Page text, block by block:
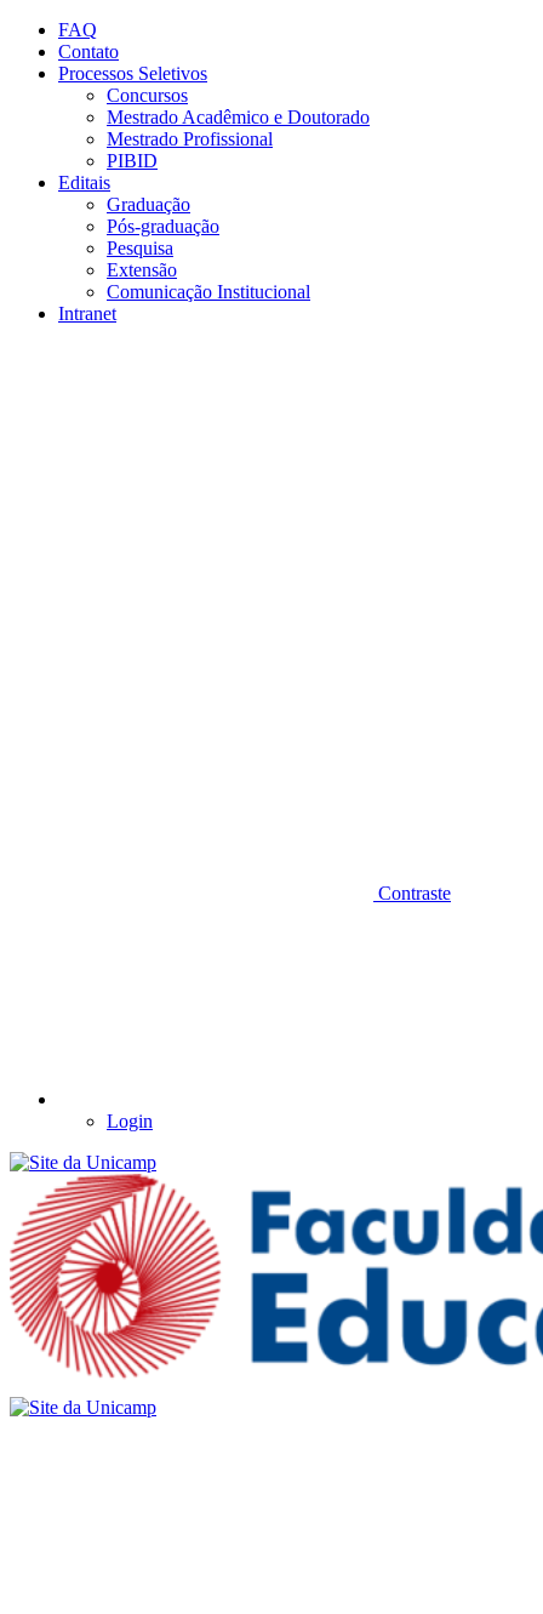
Conteúdo principal
FAQ
Contato
Processos Seletivos
Concursos
Mestrado Acadêmico e Doutorado
Mestrado Profissional
PIBID
Editais
Graduação
Pós-graduação
Pesquisa
Extensão
Comunicação Institucional
Intranet
Contraste
Login